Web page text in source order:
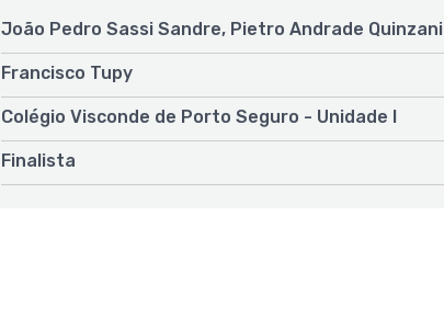
João Pedro Sassi Sandre, Pietro Andrade Quinzani
Francisco Tupy
Colégio Visconde de Porto Seguro - Unidade I
Finalista